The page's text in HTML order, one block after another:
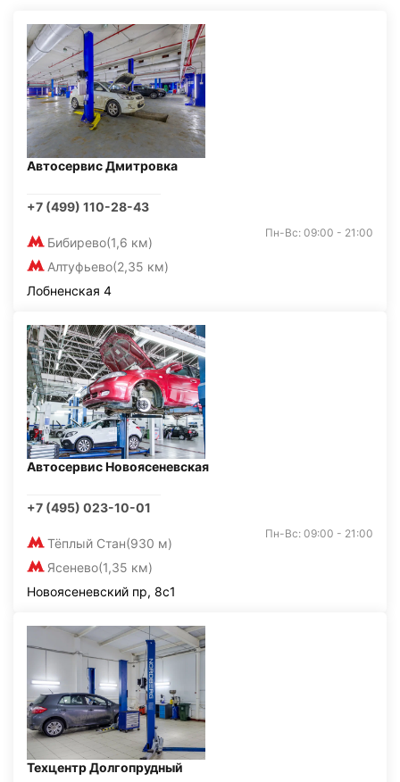
Автосервис Дмитровка
+7 (499) 110-28-43
Бибирево(1,6 км)
Алтуфьево(2,35 км)
Пн-Вс: 09:00 - 21:00
Лобненская 4
Автосервис Новоясеневская
+7 (495) 023-10-01
Тёплый Стан(930 м)
Ясенево(1,35 км)
Пн-Вс: 09:00 - 21:00
Новоясеневский пр, 8с1
Техцентр Долгопрудный